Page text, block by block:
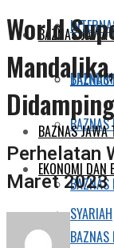
BAZNAS JAWA
BAZNAS
BAZNAS
EKONOMI DAN
SYARIAH
BAZNAS JAWA
BAZNAS
BAZNAS
World
Perhelatan
Maret 2023